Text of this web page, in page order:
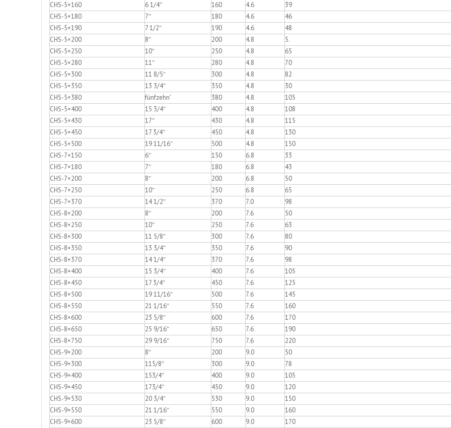
CHS-5×160
6 1/4″ 160 4.6 39
CHS-5×180
7″ 180 4.6 46
CHS-5×190
7 1/2″ 190 4.6 48
CHS-5×200
8″ 200 4.8 5.
CHS-5×250
10″ 250 4.8 65
CHS-5×280
11″ 280 4.8 70
CHS-5×300
11 8/5″ 300 4.8 82
CHS-5×350
13 3/4″ 350 4.8 30
CHS-5×380
fünfzehn' 380 4.8 105
CHS-5×400
15 3/4″ 400 4.8 108
CHS-5×430
17″ 430 4.8 115
CHS-5×450
17 3/4″ 450 4.8 130
CHS-5×500
19 11/16″ 500 4.8 150
CHS-7×150
6″ 150 6.8 33
CHS-7×180
7″ 180 6.8 43
CHS-7×200
8″ 200 6.8 50
CHS-7×250
10″ 250 6.8 65
CHS-7×370
14 1/2″ 370 7.0 98
CHS-8×200
8″ 200 7.6 50
CHS-8×250
10″ 250 7.6 63
CHS-8×300
11 5/8″ 300 7.6 80
CHS-8×350
13 3/4″ 350 7.6 90
CHS-8×370
14 1/4″ 370 7.6 98
CHS-8×400
15 3/4″ 400 7.6 105
CHS-8×450
17 3/4″ 450 7.6 125
CHS-8×500
19 11/16″ 500 7.6 145
CHS-8×550
21 1/16″ 550 7.6 160
CHS-8×600
23 5/8″ 600 7.6 170
CHS-8×650
25 9/16″ 650 7.6 190
CHS-8×750
29 9/16″ 750 7.6 220
CHS-9×200
8″ 200 9.0 50
CHS-9×300
115/8″ 300 9.0 78
CHS-9×400
153/4″ 400 9.0 105
CHS-9×450
173/4″ 450 9.0 120
CHS-9×530
20 3/4″ 530 9.0 150
CHS-9×550
21 1/16″ 550 9.0 160
CHS-9×600
23 5/8″ 600 9.0 170